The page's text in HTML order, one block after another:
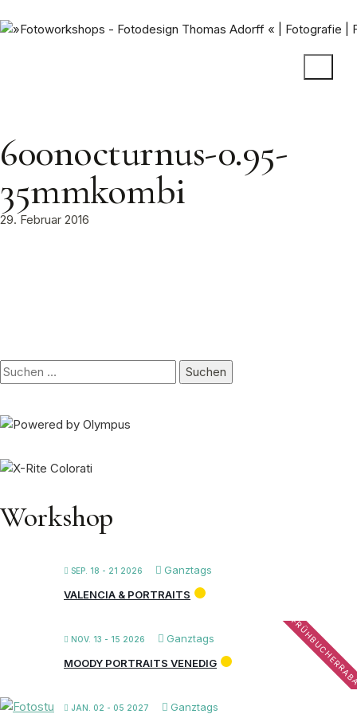
600nocturnus-0.95-
35mmkombi
29. Februar 2016
Suchen
nach:
Workshop
SEP. 18 - 21 2026
Ganztags
VALENCIA & PORTRAITS
NOV. 13 - 15 2026 Ganztags
MOODY PORTRAITS VENEDIG
JAN. 02 - 05 2027 Ganztags